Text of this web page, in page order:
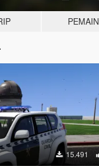
PEMAIN
15.491